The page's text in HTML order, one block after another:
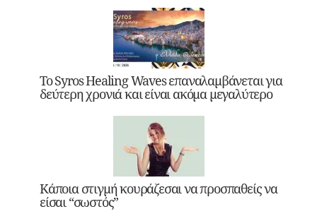
Το Syros Healing Waves επαναλαμβάνεται για
δεύτερη χρονιά και είναι ακόμα μεγαλύτερο
Κάποια στιγμή κουράζεσαι να προσπαθείς να
είσαι “σωστός”